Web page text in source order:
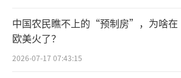
中国农民瞧不上的“预制房”，为啥在
欧美火了？
2026-07-17 07:43:15